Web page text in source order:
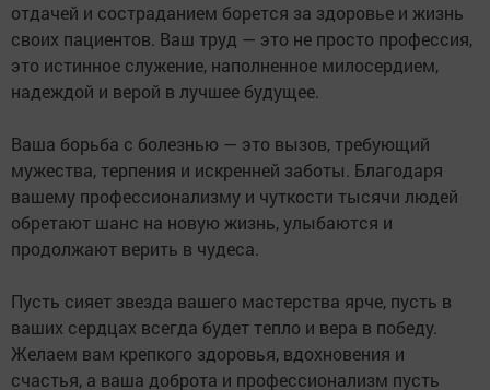
отдачей и состраданием борется за здоровье и жизнь
своих пациентов. Ваш труд — это не просто профессия,
это истинное служение, наполненное милосердием,
надеждой и верой в лучшее будущее.
Ваша борьба с болезнью — это вызов, требующий
мужества, терпения и искренней заботы. Благодаря
вашему профессионализму и чуткости тысячи людей
обретают шанс на новую жизнь, улыбаются и
продолжают верить в чудеса.
Пусть сияет звезда вашего мастерства ярче, пусть в
ваших сердцах всегда будет тепло и вера в победу.
Желаем вам крепкого здоровья, вдохновения и
счастья, а ваша доброта и профессионализм пусть